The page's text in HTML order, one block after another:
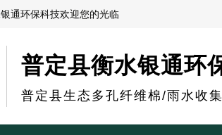
通环保科技欢迎您的光临
普定县衡水银通环
普定县生态多孔纤维棉/雨水收